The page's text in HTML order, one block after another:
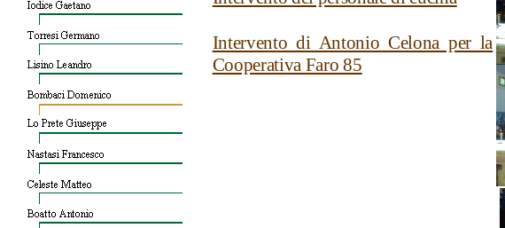
Intervento di Antonio Celona per la
Cooperativa Faro 85